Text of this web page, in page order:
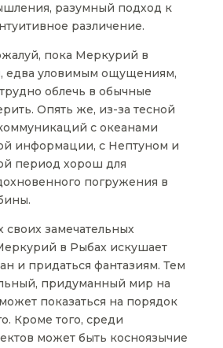
разумный подход к
различение.
пока Меркурий в
едва уловимым ощущениям,
облечь в обычные
Опять же, из-за тесной
с океанами
информации, с Нептуном и
период хорош для
погружения в
своих замечательных
в Рыбах искушает
и придаться фантазиям. Тем
придуманный мир на
показаться на порядок
Кроме того, среди
может быть косноязычие